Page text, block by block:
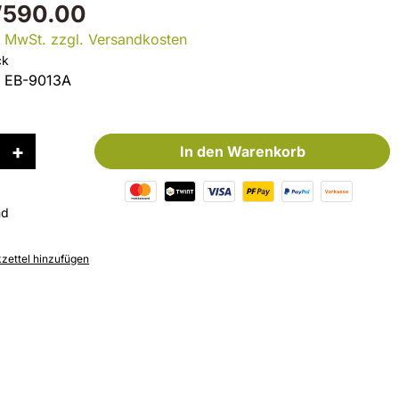
MwSt. zzgl. Versandkosten
EB-9013A
In den Warenkorb
hinzufügen